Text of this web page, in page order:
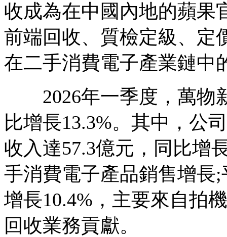
收成為在中國內地的蘋果
前端回收、質檢定級、定
在二手消費電子產業鏈中
2026年一季度，萬物
比增長13.3%。其中，公
收入達57.3億元，同比增
手消費電子產品銷售增長
增長10.4%，主要來自拍
回收業務貢獻。